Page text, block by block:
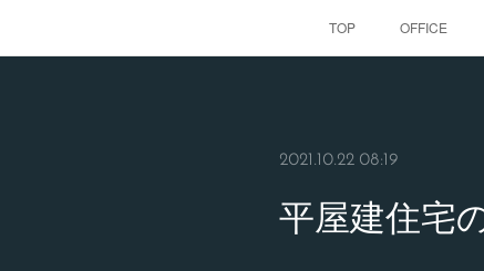
TOP OFFICE
2021.10.22 08:19
平屋建住宅